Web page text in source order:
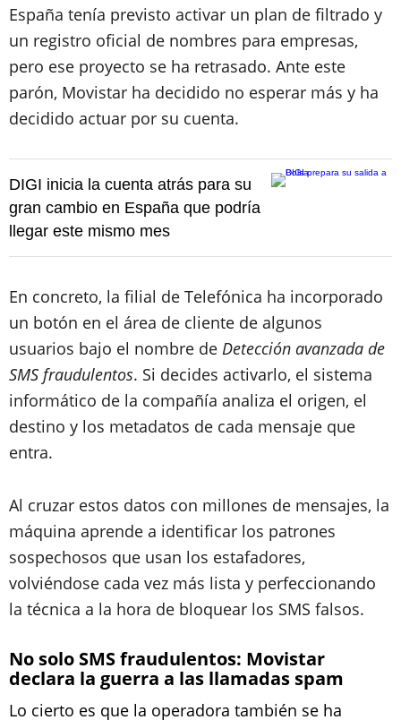
España tenía previsto activar un plan de filtrado y
un registro oficial de nombres para empresas,
pero ese proyecto se ha retrasado. Ante este
parón, Movistar ha decidido no esperar más y ha
decidido actuar por su cuenta.
DIGI inicia la cuenta atrás para su
gran cambio en España que podría
llegar este mismo mes
En concreto, la filial de Telefónica ha incorporado
un botón en el área de cliente de algunos
usuarios bajo el nombre de Detección avanzada de
SMS fraudulentos. Si decides activarlo, el sistema
informático de la compañía analiza el origen, el
destino y los metadatos de cada mensaje que
entra.
Al cruzar estos datos con millones de mensajes, la
máquina aprende a identificar los patrones
sospechosos que usan los estafadores,
volviéndose cada vez más lista y perfeccionando
la técnica a la hora de bloquear los SMS falsos.
No solo SMS fraudulentos: Movistar
declara la guerra a las llamadas spam
Lo cierto es que la operadora también se ha